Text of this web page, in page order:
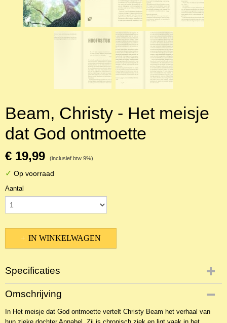
Beam, Christy - Het meisje
dat God ontmoette
€ 19,99 (inclusief btw 9%)
✓ Op voorraad
Aantal
IN WINKELWAGEN
Specificaties
Productcode
NBKWv-2291
EAN code
Omschrijving
In Het meisje dat God ontmoette vertelt Christy Beam het verhaal van